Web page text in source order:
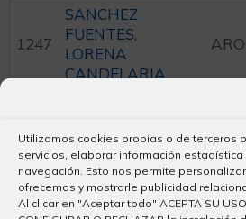
Utilizamos cookies propias o de terceros
servicios, elaborar información
navegación. Esto nos permite
ofrecemos y mostrarle publicidad
Al clicar en "Aceptar todo" ACEPTA SU
1247
SANCHEZ
FUENTES,
LORENA
CANDELARIA
1194
SAN FELIX
GONZALEZ,
IGNACIO
LA
DE